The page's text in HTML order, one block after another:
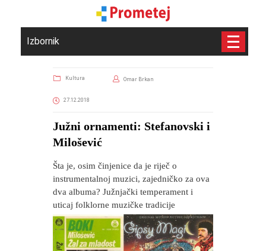
Izbornik
Kultura Omar Brkan
27.12.2018
Južni ornamenti: Stefanovski i
Milošević
Šta je, osim činjenice da je riječ o
instrumentalnoj muzici, zajedničko za ova
dva albuma? Južnjački temperament i
uticaj folklorne muzičke tradicije